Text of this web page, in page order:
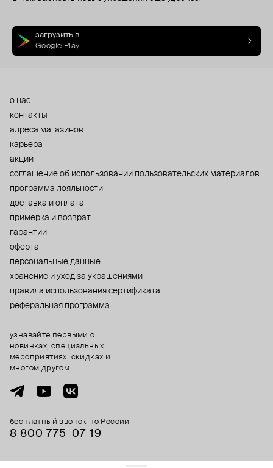
загрузить в
Google Play
о нас
контакты
адреса магазинов
карьера
акции
cоглашение об использовании пользовательских материалов
программа лояльности
доставка и оплата
примерка и возврат
гарантии
оферта
персональные данные
хранение и уход за украшениями
правила использования сертификата
реферальная программа
бесплатный звонок по России
8 800 775⁠-07⁠-19
узнавайте первыми о
новинках, специальных
мероприятиях, скидках и
многом другом